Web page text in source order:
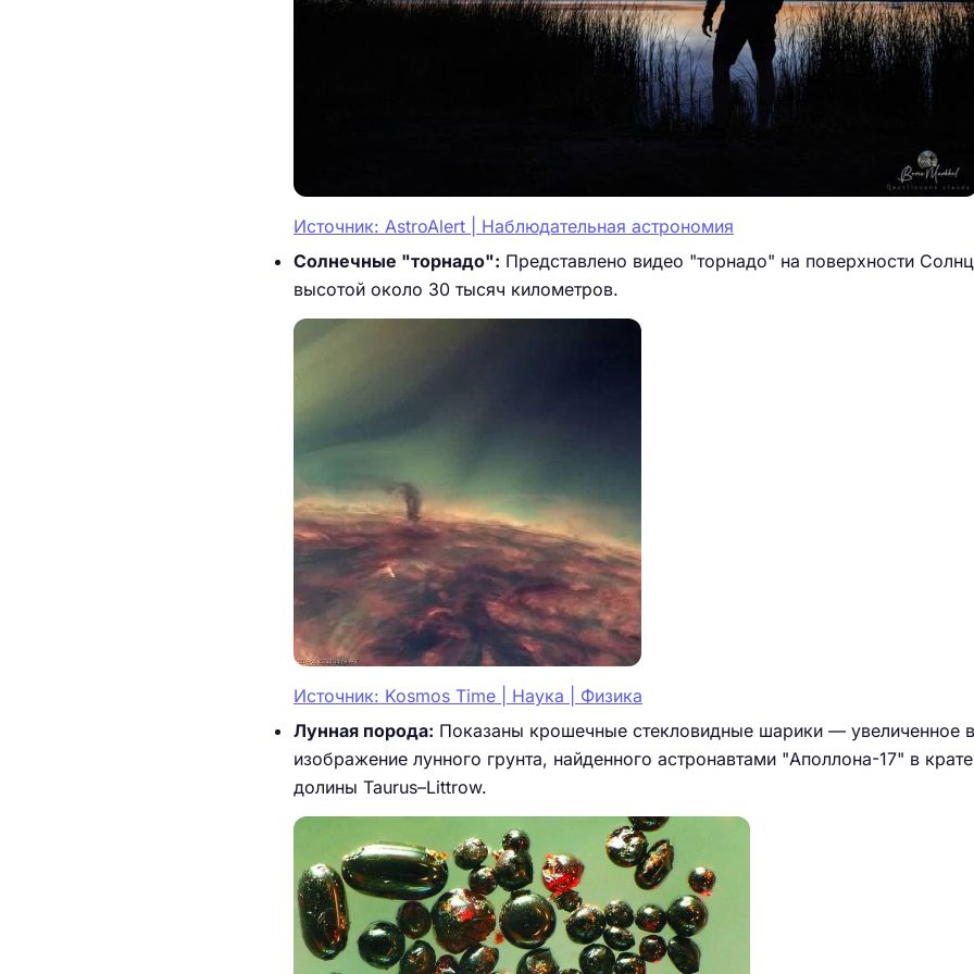
Источник: AstroAlert | Наблюдательная астрономия
Солнечные "торнадо": Представлено видео "торнадо" на поверхности
высотой около 30 тысяч километров.
Источник: Kosmos Time | Наука | Физика
Лунная порода: Показаны крошечные стекловидные шарики — увеличенное
изображение лунного грунта, найденного астронавтами "Аполлона-17" в
долины Taurus–Littrow.